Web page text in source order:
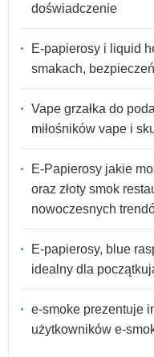
doświadczenie
E-papierosy i liquid
smakach,
Vape grzałka do
miłośników vape i
E-Papierosy jakie
oraz złoty smok
nowoczesnych
E-papierosy, blue
idealny dla
e-smoke prezentuje
użytkowników e-